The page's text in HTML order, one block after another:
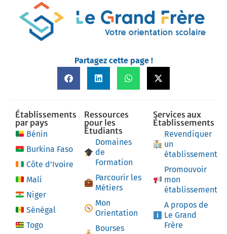
Partagez cette page !
Établissements
par pays
Bénin
Burkina Faso
Côte d’Ivoire
Mali
Niger
Sénégal
Togo
Ressources
pour les
Étudiants
Domaines
de
Formation
Parcourir les
Métiers
Mon
Orientation
Bourses
Services aux
Établissements
Revendiquer
un
établissement
Promouvoir
mon
établissement
A propos de
Le Grand
Frère